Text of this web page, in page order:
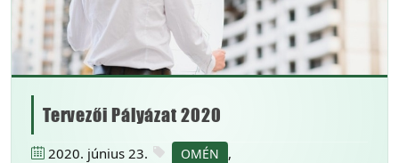
Tervezői Pályázat 2020
2020. június 23. OMÉN ,